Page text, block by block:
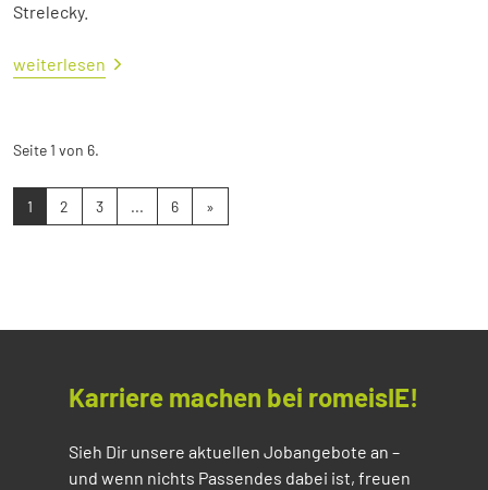
Strelecky.
weiterlesen
Seite 1 von 6.
1 2 3 ... 6 »
Karriere machen bei romeisIE!
Sieh Dir unsere aktuellen Jobangebote an –
und wenn nichts Passendes dabei ist, freuen